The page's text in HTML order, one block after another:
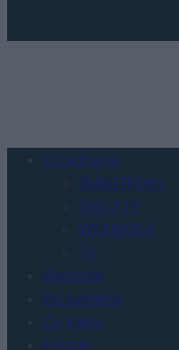
Urządzenia
SMARTFONY
TABLETY
WEARABLE
TV
Recenzje
Porównania
Co kupić
Porady